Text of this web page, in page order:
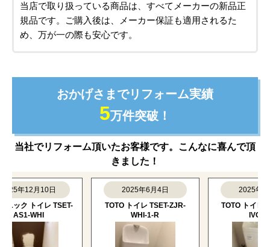
当店で取り扱っている商品は、すべてメーカーの新品正
規品です。ご購入後は、メーカー保証も適用されるた
め、万が一の際も安心です。
おかげさまでリフォーム実績
5万件突破！
当社でリフォーム頂いたお客様です。こんなに喜んで頂
きました！
12月10日
ク トイレ TSET-
WHI
2025年6月4日
TOTO トイレ TSET-ZJR-
WHI-1-R
2025年6月4日
TOTO トイレ
IVO-1-R